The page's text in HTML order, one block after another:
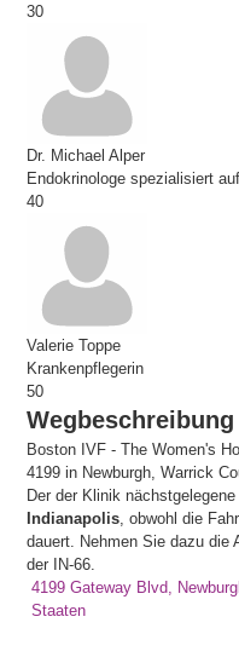
30
Dr. Michael Alper
Endokrinologe spezialisiert
40
Valerie Toppe
Krankenpflegerin
50
Wegbeschreibung
Boston IVF - The Women's
4199 in Newburgh, Warrick
Der der Klinik
Indianapolis , obwohl die
dauert. Nehmen Sie dazu die
der IN-66.
4199 Gateway Blvd,
Staaten